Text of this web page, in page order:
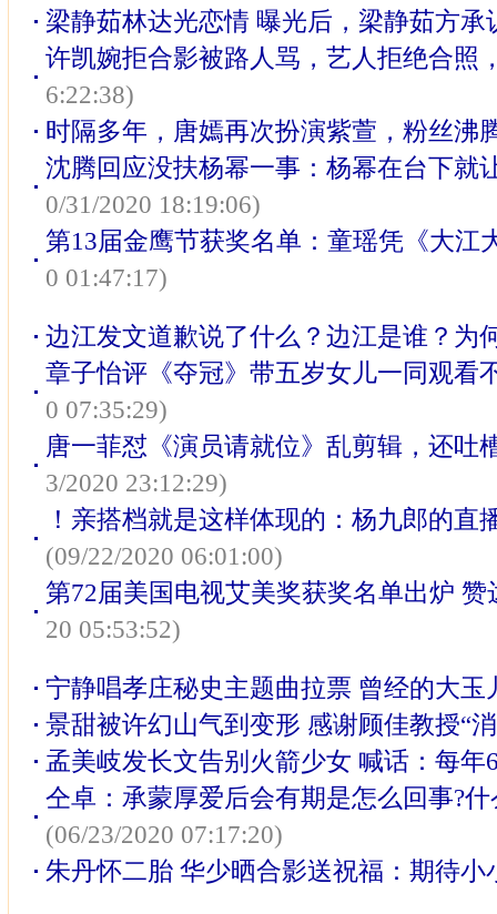
梁静茹林达光恋情 曝光后，梁静茹方承
许凯婉拒合影被路人骂，艺人拒绝合照
6:22:38)
时隔多年，唐嫣再次扮演紫萱，粉丝沸
沈腾回应没扶杨幂一事：杨幂在台下就
0/31/2020 18:19:06)
第13届金鹰节获奖名单：童瑶凭《大江
0 01:47:17)
边江发文道歉说了什么？边江是谁？为
章子怡评《夺冠》带五岁女儿一同观看
0 07:35:29)
唐一菲怼《演员请就位》乱剪辑，还吐
3/2020 23:12:29)
！亲搭档就是这样体现的：杨九郎的
(09/22/2020 06:01:00)
第72届美国电视艾美奖获奖名单出炉
20 05:53:52)
宁静唱孝庄秘史主题曲拉票 曾经的大玉
景甜被许幻山气到变形 感谢顾佳教授“
孟美岐发长文告别火箭少女 喊话：每年
仝卓：承蒙厚爱后会有期是怎么回事?
(06/23/2020 07:17:20)
朱丹怀二胎 华少晒合影送祝福：期待小